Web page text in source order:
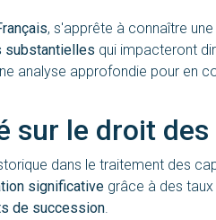
, s'apprête à connaître
substantielles qui impacteront
analyse approfondie pour en
sur le droit
dans le traitement des
significative grâce à des
de succession.